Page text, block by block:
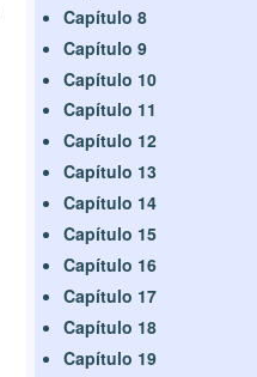
Capítulo 8
Capítulo 9
Capítulo 10
Capítulo 11
Capítulo 12
Capítulo 13
Capítulo 14
Capítulo 15
Capítulo 16
Capítulo 17
Capítulo 18
Capítulo 19